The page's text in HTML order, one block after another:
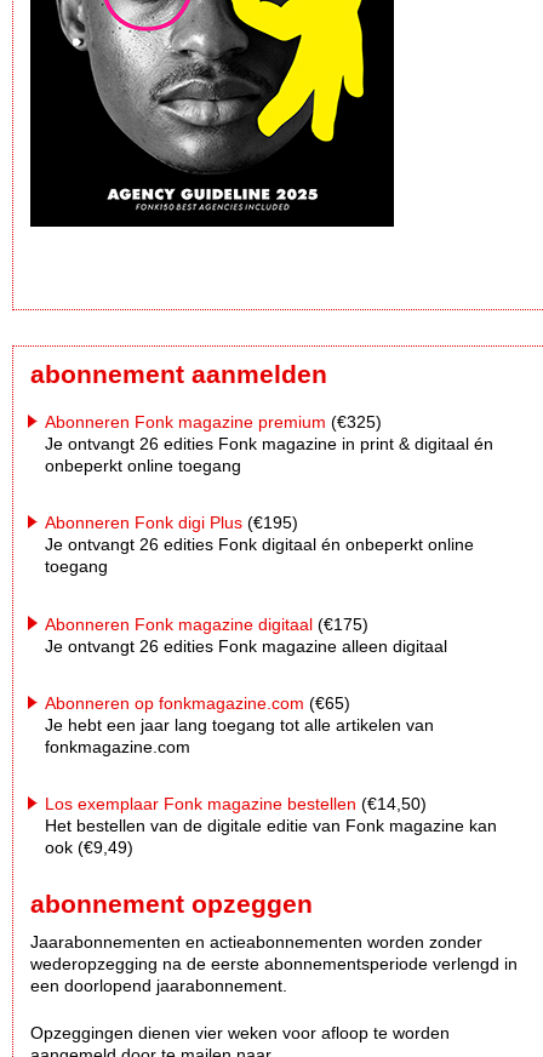
abonnement aanmelden
Abonneren Fonk magazine premium (€325)
Je ontvangt 26 edities Fonk magazine in print & digitaal én
onbeperkt online toegang
Abonneren Fonk digi Plus (€195)
Je ontvangt 26 edities Fonk digitaal én onbeperkt online
toegang
Abonneren Fonk magazine digitaal (€175)
Je ontvangt 26 edities Fonk magazine alleen digitaal
Abonneren op fonkmagazine.com (€65)
Je hebt een jaar lang toegang tot alle artikelen van
fonkmagazine.com
Los exemplaar Fonk magazine bestellen (€14,50)
Het bestellen van de digitale editie van Fonk magazine kan
ook (€9,49)
abonnement opzeggen
Jaarabonnementen en actieabonnementen worden zonder
wederopzegging na de eerste abonnementsperiode verlengd in
een doorlopend jaarabonnement.
Opzeggingen dienen vier weken voor afloop te worden